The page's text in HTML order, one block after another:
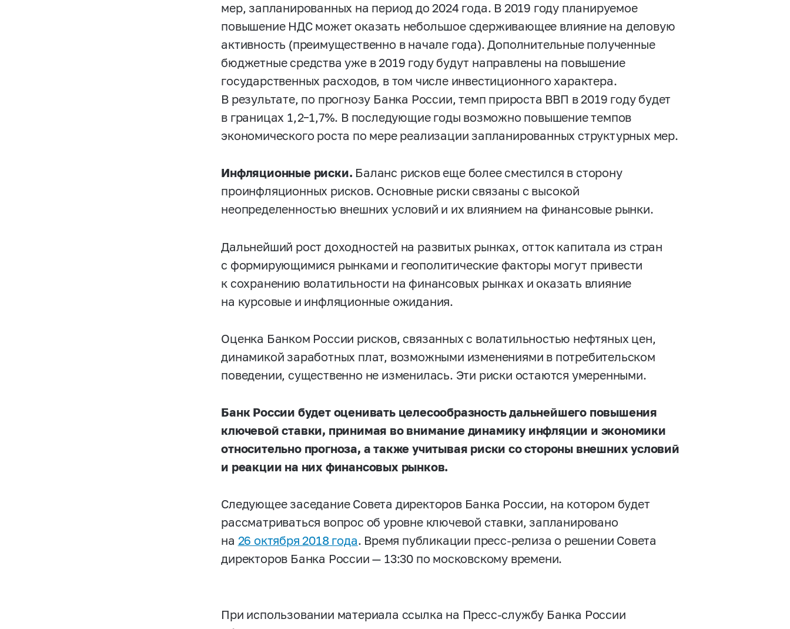
мер, запланированных на период до 2024 года. В 2019 году планируемое
повышение НДС может оказать небольшое сдерживающее влияние на деловую
активность (преимущественно в начале года). Дополнительные полученные
бюджетные средства уже в 2019 году будут направлены на повышение
государственных расходов, в том числе инвестиционного характера.
В результате, по прогнозу Банка России, темп прироста ВВП в 2019 году будет
в границах 1,2–1,7%. В последующие годы возможно повышение темпов
экономического роста по мере реализации запланированных структурных мер.
Инфляционные риски. Баланс рисков еще более сместился в сторону
проинфляционных рисков. Основные риски связаны с высокой
неопределенностью внешних условий и их влиянием на финансовые рынки.
Дальнейший рост доходностей на развитых рынках, отток капитала из стран
с формирующимися рынками и геополитические факторы могут привести
к сохранению волатильности на финансовых рынках и оказать влияние
на курсовые и инфляционные ожидания.
Оценка Банком России рисков, связанных с волатильностью нефтяных цен,
динамикой заработных плат, возможными изменениями в потребительском
поведении, существенно не изменилась. Эти риски остаются умеренными.
Банк России будет оценивать целесообразность дальнейшего повышения
ключевой ставки, принимая во внимание динамику инфляции и экономики
относительно прогноза, а также учитывая риски со стороны внешних условий
и реакции на них финансовых рынков.
Следующее заседание Совета директоров Банка России, на котором будет
рассматриваться вопрос об уровне ключевой ставки, запланировано
на 26 октября 2018 года. Время публикации пресс-релиза о решении Совета
директоров Банка России— 13:30 по московскому времени.
При использовании материала ссылка на Пресс-службу Банка России